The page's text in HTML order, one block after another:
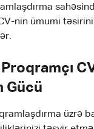
nin ümumi
Gücü
üzrə